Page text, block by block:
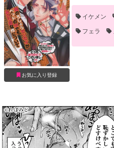
お気に入り登録
イケメン
フェラ